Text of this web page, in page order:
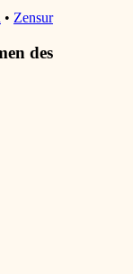
• Zensur
des